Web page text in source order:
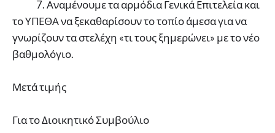
7. Αναμένουμε τα αρμόδια Γενικά Επιτελεία και
το ΥΠΕΘΑ να ξεκαθαρίσουν το τοπίο άμεσα για να
γνωρίζουν τα στελέχη «τι τους ξημερώνει» με το νέο
βαθμολόγιο.
Μετά τιμής
Για το Διοικητικό Συμβούλιο